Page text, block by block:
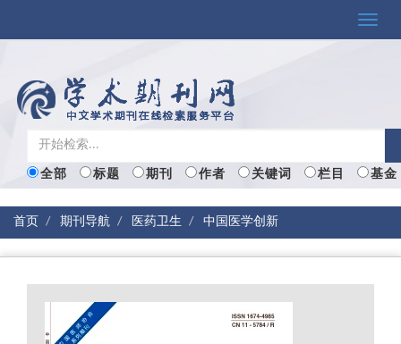
Toggle
全部 标题 期刊 作者 关键词 栏目 基金
首页 期刊导航 医药卫生 中国医学创新